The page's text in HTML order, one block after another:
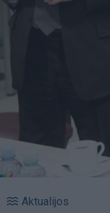
Aktualijos